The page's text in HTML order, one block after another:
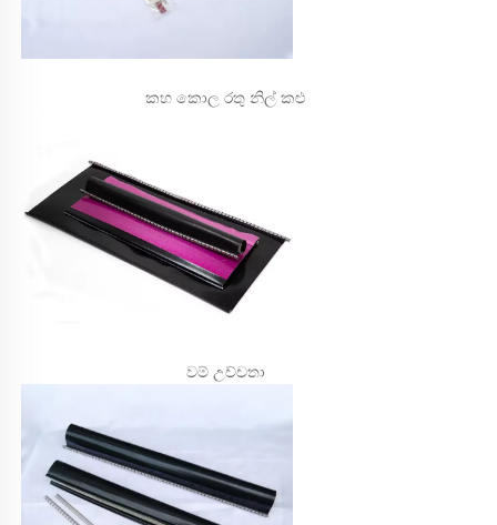
කහ කොල රතු නිල් කළු
වම් උච්චතා